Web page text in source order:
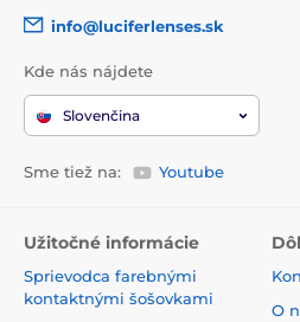
info@luciferlenses.sk
Kde nás nájdete
Slovenčina
Sme tiež na: Youtube
Užitočné informácie
Sprievodca farebnými
kontaktnými šošovkami
O